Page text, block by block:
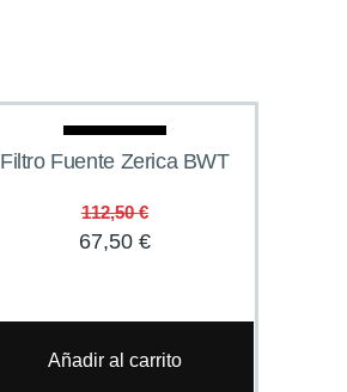
Filtro Fuente Zerica BWT
112,50€
67,50 €
Añadir al carrito